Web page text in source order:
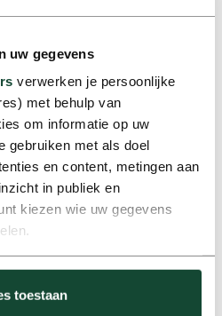
uw gegevens
verwerken je persoonlijke
met behulp van
om informatie op uw
gebruiken met als doel
en content, metingen aan
in publiek en
kiezen wie uw gegevens
ook graag:
over uw geografische locatie,
toestaan
dan ook een essentieel
project. Hier komen de
de kwaliteit en de
die onderdelen vroegtijdig
een aanpak die
dat ieder jaar
die niet alleen
geeft. Nog voordat